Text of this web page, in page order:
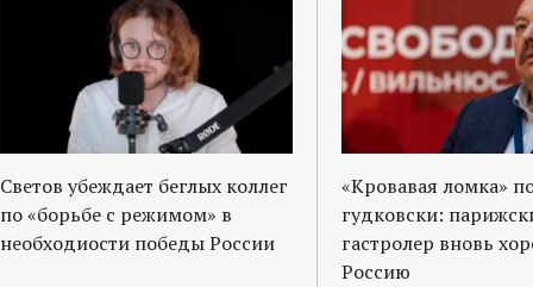
Светов убеждает беглых коллег
по «борьбе с режимом» в
необходиости победы России
«Кровавая ломка»
гудковски:
гастролер вновь
Россию